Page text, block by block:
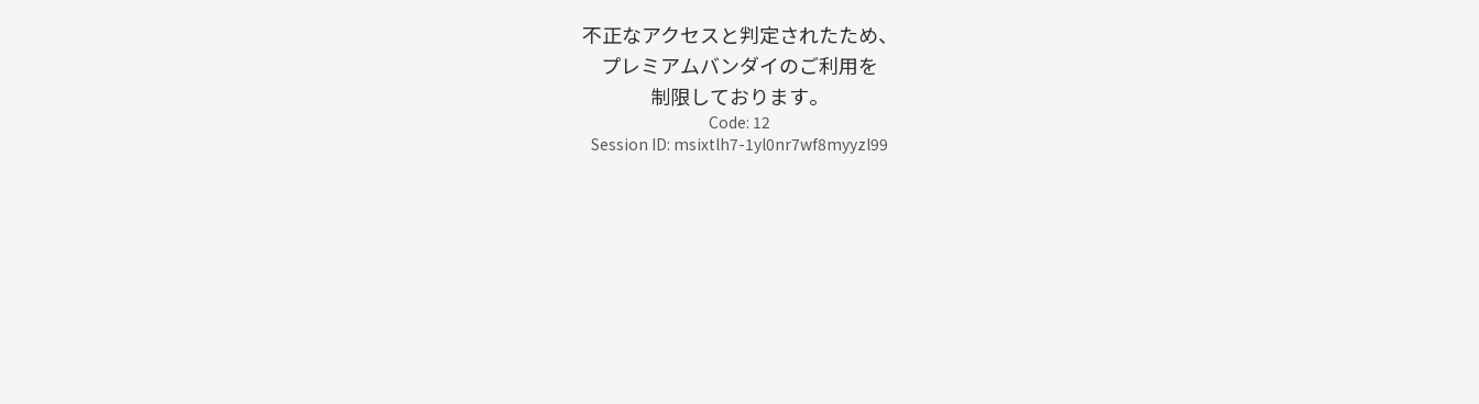
不正なアクセスと判定されたため、
プレミアムバンダイのご利用を
制限しております。
Code: 12
Session ID: msixtlh7-1yl0nr7wf8myyzl99